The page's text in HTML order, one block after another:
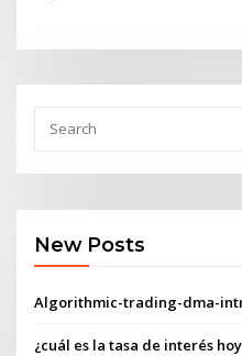
New Posts
Algorithmic-trading-dma-
¿cuál es la tasa de interés